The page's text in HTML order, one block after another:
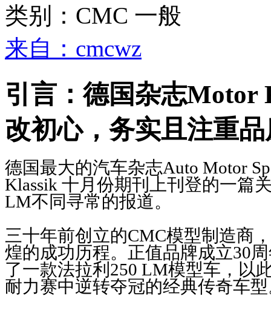
类别：CMC 一般
来自：cmcwz
引言：德国杂志Motor
改初心，务实且注重品
德国最大的汽车杂志Auto Motor
Klassik 十月份期刊上刊登的一篇
LM不同寻常的报道。
三十年前创立的CMC模型制造商
煌的成功历程。正值品牌成立30
了一款法拉利250 LM模型车，以
耐力赛中逆转夺冠的经典传奇车